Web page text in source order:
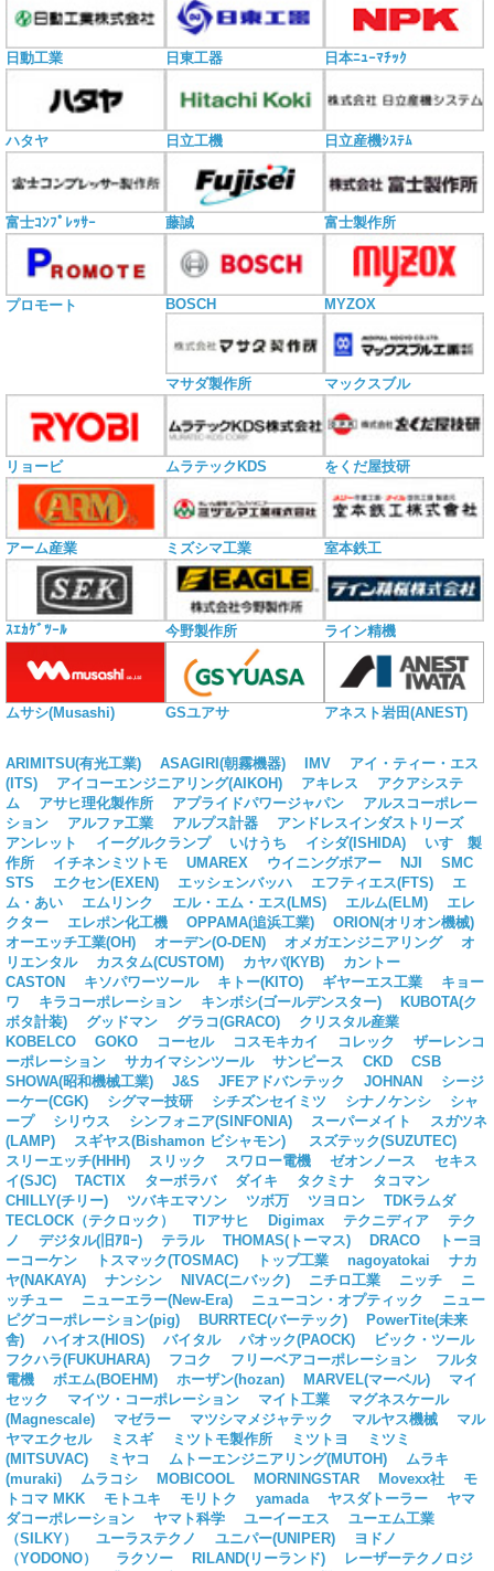
日動工業 日東工器 日本ﾆｭｰﾏﾁｯｸ
ハタヤ 日立工機 日立産機ｼｽﾃﾑ
富士ｺﾝﾌﾟﾚｯｻｰ 藤誠 富士製作所
プロモート BOSCH MYZOX
マサダ製作所 マックスブル
リョービ ムラテックKDS をくだ屋技研
アーム産業 ミズシマ工業 室本鉄工
ｽｴｶｹﾞﾂｰﾙ 今野製作所 ライン精機
ムサシ(Musashi) GSユアサ アネスト岩田(ANEST)
ARIMITSU(有光工業) ASAGIRI(朝霧機器) IMV
アイ・ティー・エス
(ITS)
アイコーエンジニアリング(AIKOH) アキレス
アクアシステ
ム
アサヒ理化製作所 アプライドパワージャパン
アルスコーポレー
ション
アルファ工業 アルプス計器
アンドレスインダストリーズ
アンレット
イーグルクランプ いけうち イシダ(ISHIDA)
いすゞ製
作所
イチネンミツトモ UMAREX ウイニングボアー NJI
SMC
STS
エクセン(EXEN) エッシェンバッハ エフティエス(FTS)
エ
ム・あい
エムリンク エル・エム・エス(LMS) エルム(ELM)
エレ
クター
エレポン化工機 OPPAMA(追浜工業)
ORION(オリオン機械)
オーエッチ工業(OH)
オーデン(O-DEN) オメガエンジニアリング
オ
リエンタル
カスタム(CUSTOM) カヤバ(KYB)
カントー
CASTON
キソパワーツール キトー(KITO) ギヤーエス工業
キョー
ワ
キラコーポレーション キンボシ(ゴールデンスター)
KUBOTA(ク
ボタ計装)
グッドマン グラコ(GRACO)
クリスタル産業
KOBELCO
GOKO コーセル コスモキカイ コレック
ザーレンコ
ーポレーション
サカイマシンツール サンピース CKD
CSB
SHOWA(昭和機械工業)
J&S JFEアドバンテック JOHNAN
シージ
ーケー(CGK)
シグマー技研 シチズンセイミツ シナノケンシ
シャ
ープ
シリウス シンフォニア(SINFONIA) スーパーメイト
スガツネ
(LAMP)
スギヤス(Bishamon ビシャモン)
スズテック(SUZUTEC)
スリーエッチ(HHH)
スリック スワロー電機 ゼオンノース
セキス
イ(SJC)
TACTIX ターボラバ ダイキ タクミナ
タコマン
CHILLY(チリー)
ツバキエマソン ツボ万 ツヨロン
TDKラムダ
TECLOCK（テクロック）
TIアサヒ Digimax テクニディア
テク
ノ
デジタル(旧ｱﾛｰ) テラル THOMAS(トーマス) DRACO
トーヨ
ーコーケン
トスマック(TOSMAC) トップ工業 nagoyatokai
ナカ
ヤ(NAKAYA)
ナンシン NIVAC(ニバック) ニチロ工業 ニッチ
ニ
ッチュー
ニューエラー(New-Era) ニューコン・オプティック
ニュー
ピグコーポレーション(pig)
BURRTEC(バーテック)
PowerTite(未来
舎)
ハイオス(HIOS) バイタル パオック(PAOCK)
ビック・ツール
フクハラ(FUKUHARA)
フコク フリーベアコーポレーション
フルタ
電機
ボエム(BOEHM) ホーザン(hozan) MARVEL(マーベル)
マイ
セック
マイツ・コーポレーション マイト工業
マグネスケール
(Magnescale)
マゼラー マツシマメジャテック マルヤス機械
マル
ヤマエクセル
ミスギ ミツトモ製作所 ミツトヨ
ミツミ
(MITSUVAC)
ミヤコ ムトーエンジニアリング(MUTOH)
ムラキ
(muraki)
ムラコシ MOBICOOL MORNINGSTAR Movexx社
モ
トコマ MKK
モトユキ モリトク yamada ヤスダトーラー
ヤマ
ダコーポレーション
ヤマト科学 ユーイーエス
ユーエム工業
（SILKY）
ユーラステクノ ユニパー(UNIPER)
ヨドノ
（YODONO）
ラクソー RILAND(リーランド)
レーザーテクノロジ